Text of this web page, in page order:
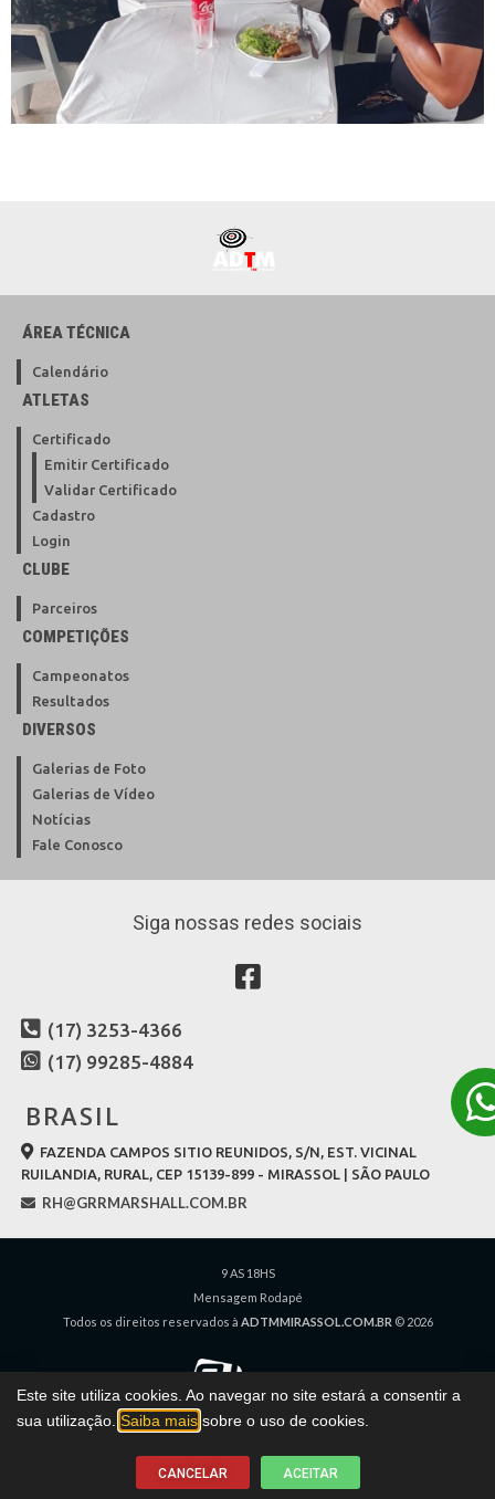
ÁREA TÉCNICA
Calendário
ATLETAS
Certificado
Emitir Certificado
Validar Certificado
Cadastro
Login
CLUBE
Parceiros
COMPETIÇÕES
Campeonatos
Resultados
DIVERSOS
Galerias de Foto
Galerias de Vídeo
Notícias
Fale Conosco
Siga nossas redes sociais
(17) 3253-4366
(17) 99285-4884
BRASIL
FAZENDA CAMPOS SITIO REUNIDOS, S/N, EST. VICINAL
RUILANDIA, RURAL, CEP 15139-899 - MIRASSOL | SÃO PAULO
RH@GRRMARSHALL.COM.BR
9 AS 18HS
Mensagem Rodapé
Todos os direitos reservados à ADTMMIRASSOL.COM.BR © 2026
Este site utiliza cookies. Ao navegar no site estará a consentir a
sua utilização. Saiba mais sobre o uso de cookies.
CANCELAR ACEITAR